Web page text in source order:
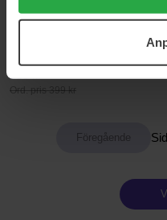
användningen av
samt vår Integritetspolicy.
CLE Cosmetics
360 kr
Ord. pris 399 kr